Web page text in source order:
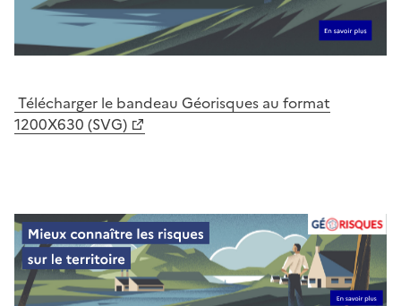
Télécharger le bandeau Géorisques au format
1200X630 (SVG)